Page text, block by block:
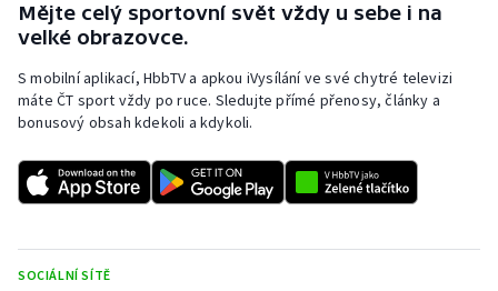
Mějte celý sportovní svět vždy u sebe i na
velké obrazovce.
S mobilní aplikací, HbbTV a apkou iVysílání ve své chytré televizi
máte ČT sport vždy po ruce. Sledujte přímé přenosy, články a
bonusový obsah kdekoli a kdykoli.
SOCIÁLNÍ SÍTĚ